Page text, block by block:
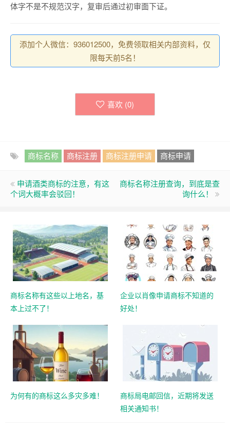
体字不是不规范汉字，复审后通过初审面下证。
添加个人微信：936012500，免费领取相关内部资料，仅
限每天前5名！
喜欢 (0)
商标名称 商标注册 商标注册申请 商标申请
申请酒类商标的注意，有这
个词大概率会驳回！
商标名称注册查询，到底是查
询什么！
商标名称有这些以上地名，基
本上过不了！
企业以肖像申请商标不知道的
好处！
为何有的商标这么多灾多难！
商标局电邮回信，近期将发送
相关通知书！